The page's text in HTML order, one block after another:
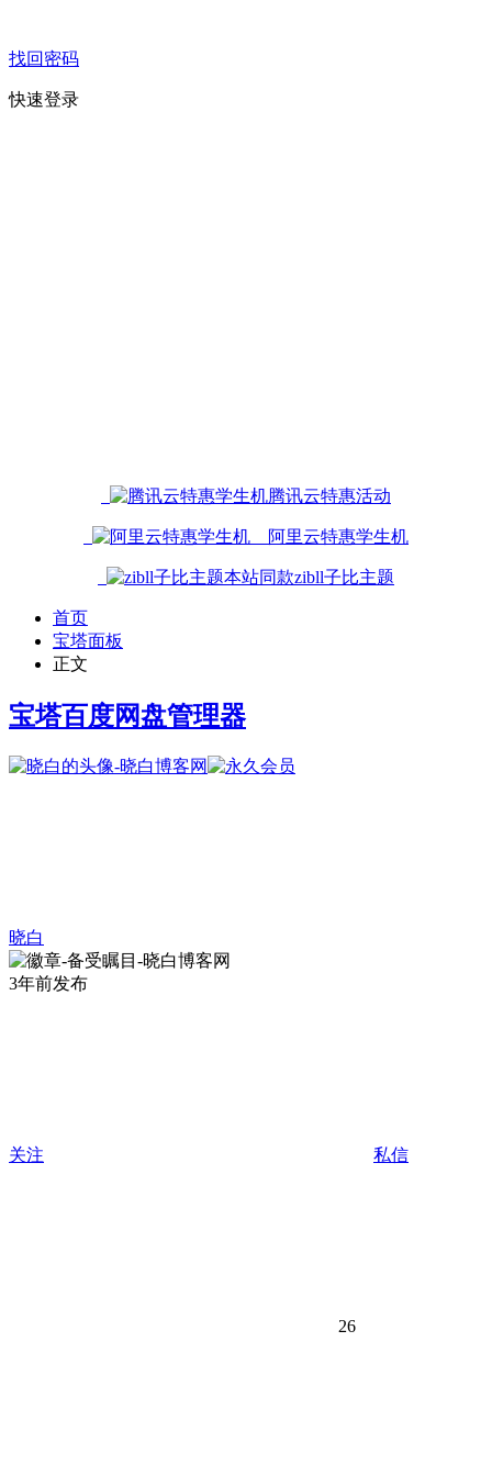
找回密码
快速登录
腾讯云特惠活动
阿里云特惠学生机
本站同款zibll子比主题
首页
宝塔面板
正文
宝塔百度网盘管理器
晓白
3年前发布
关注 私信
26